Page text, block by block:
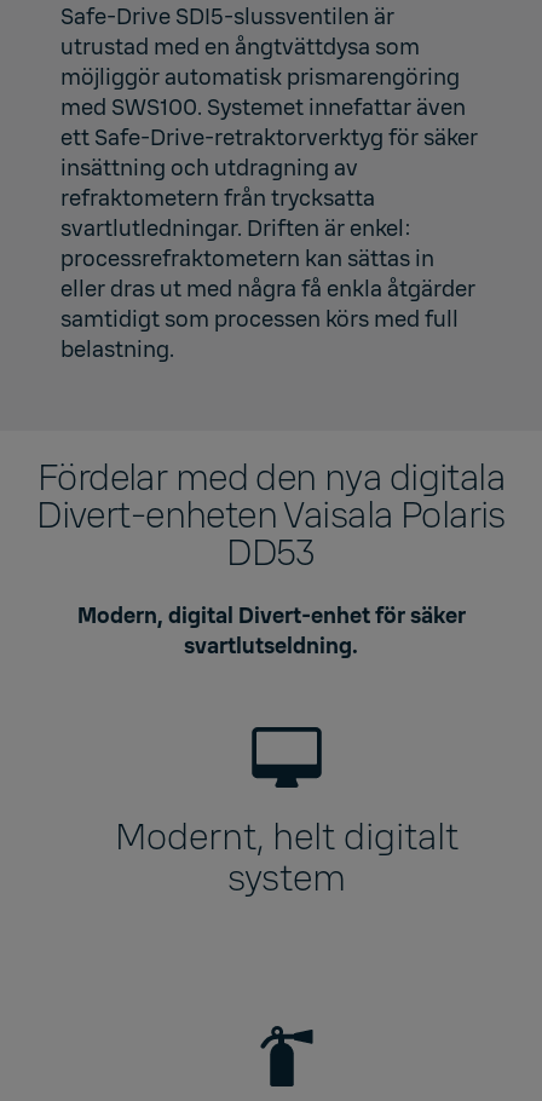
Safe-Drive SDI5-slussventilen är
utrustad med en ångtvättdysa som
möjliggör automatisk prismarengöring
med SWS100. Systemet innefattar även
ett Safe-Drive-retraktorverktyg för säker
insättning och utdragning av
refraktometern från trycksatta
svartlutledningar. Driften är enkel:
processrefraktometern kan sättas in
eller dras ut med några få enkla åtgärder
samtidigt som processen körs med full
belastning.
Fördelar med den nya digitala
Divert-enheten Vaisala Polaris
DD53
Modern, digital Divert-enhet för säker
svartlutseldning.
Modernt, helt digitalt
system